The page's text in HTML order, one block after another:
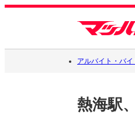
アルバイト・バ
熱海駅